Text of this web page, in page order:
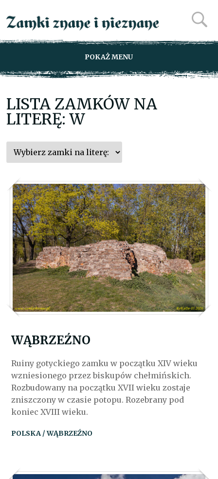
POKAŻ MENU
LISTA ZAMKÓW NA
LITERĘ: W
WĄBRZEŹNO
Ruiny gotyckiego zamku w początku XIV wieku
wzniesionego przez biskupów chełmińskich.
Rozbudowany na początku XVII wieku zostaje
zniszczony w czasie potopu. Rozebrany pod
koniec XVIII wieku.
POLSKA / WĄBRZEŹNO